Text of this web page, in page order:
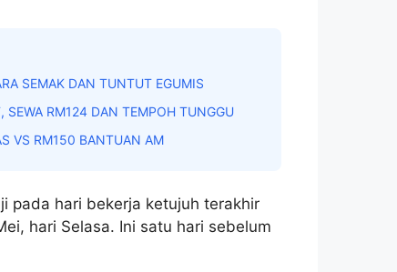
SEMAK DAN TUNTUT EGUMIS
SEWA RM124 DAN TEMPOH TUNGGU
VS RM150 BANTUAN AM
pada hari bekerja ketujuh terakhir
hari Selasa. Ini satu hari sebelum